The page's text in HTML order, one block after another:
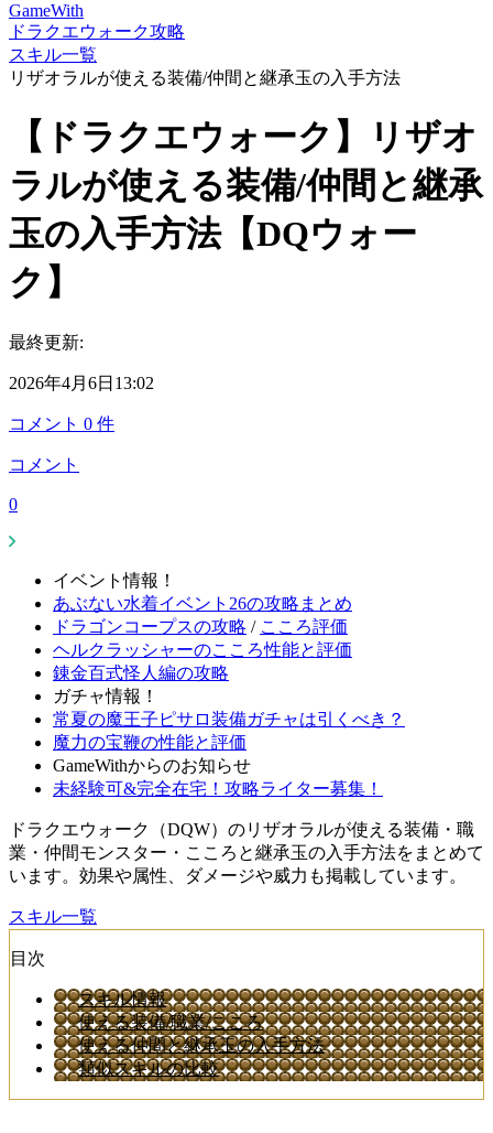
GameWith
ドラクエウォーク攻略
スキル一覧
リザオラルが使える装備/仲間と継承玉の入手方法
【ドラクエウォーク】リザオ
ラルが使える装備/仲間と継承
玉の入手方法【DQウォー
ク】
最終更新:
2026年4月6日13:02
コメント 0 件
コメント
0
イベント情報！
あぶない水着イベント26の攻略まとめ
ドラゴンコープスの攻略 / こころ評価
ヘルクラッシャーのこころ性能と評価
錬金百式怪人編の攻略
ガチャ情報！
常夏の魔王子ピサロ装備ガチャは引くべき？
魔力の宝鞭の性能と評価
GameWithからのお知らせ
未経験可&完全在宅！攻略ライター募集！
ドラクエウォーク（DQW）のリザオラルが使える装備・職
業・仲間モンスター・こころと継承玉の入手方法をまとめて
います。効果や属性、ダメージや威力も掲載しています。
スキル一覧
目次
スキル情報
使える装備/職業/こころ
使える仲間と継承玉の入手方法
類似スキルの比較